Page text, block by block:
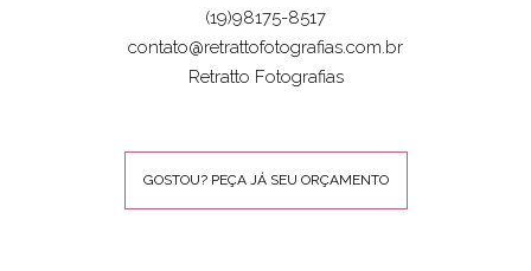
(19)98175-8517
contato@retrattofotografias.com.br
Retratto Fotografias
GOSTOU? PEÇA JÁ SEU ORÇAMENTO